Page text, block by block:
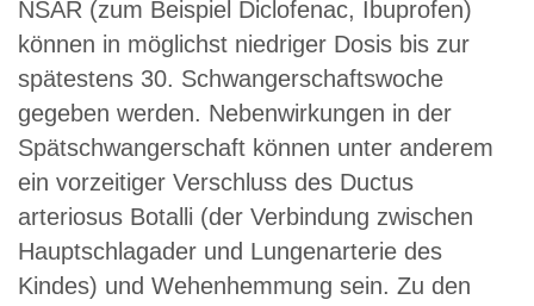
NSAR (zum Beispiel Diclofenac, Ibuprofen)
können in möglichst niedriger Dosis bis zur
spätestens 30. Schwangerschaftswoche
gegeben werden. Nebenwirkungen in der
Spätschwangerschaft können unter anderem
ein vorzeitiger Verschluss des Ductus
arteriosus Botalli (der Verbindung zwischen
Hauptschlagader und Lungenarterie des
Kindes) und Wehenhemmung sein. Zu den